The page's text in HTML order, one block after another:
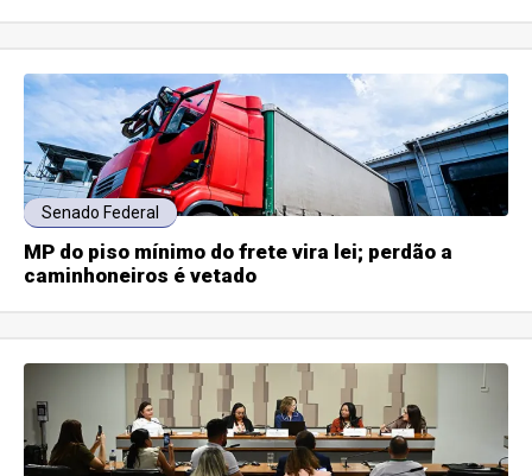
Senado Federal
MP do piso mínimo do frete vira lei; perdão a
caminhoneiros é vetado